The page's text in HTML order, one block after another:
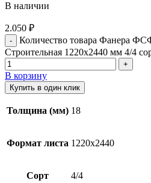
В наличии
2.050 ₽
Количество товара Фанера
Строительная 1220х2440 мм 4/4
В корзину
Купить в один клик
Толщина (мм) 18
Формат листа 1220х2440
Сорт 4/4